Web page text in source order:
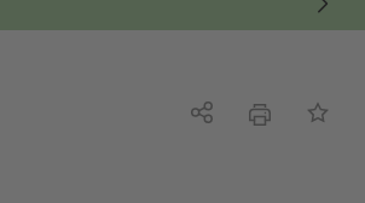
Dela erbjudande
På